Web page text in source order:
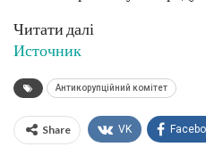
Читати далі
Источник
Антикорупційний комітет
Share VK